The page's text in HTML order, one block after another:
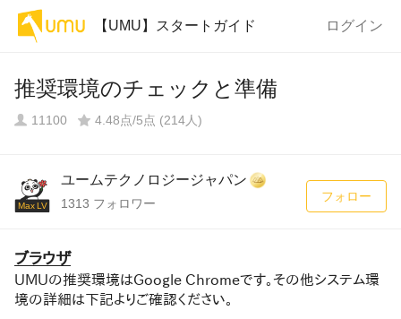
【UMU】スタートガイド ログイン
推奨環境のチェックと準備
11100 4.48点/5点 (214人)
Max LV
ユームテクノロジージャパン
1313 フォロワー フォロー
ブラウザ
UMUの推奨環境はGoogle Chromeです。その他システム環
境の詳細は下記よりご確認ください。